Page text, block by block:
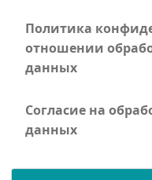
Политика
отношении
данных
Согласие на
данных